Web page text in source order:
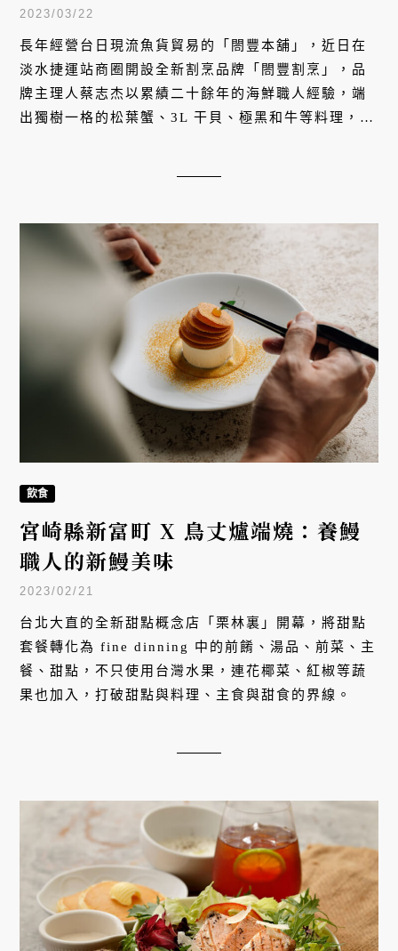
2023/03/22
長年經營台日現流魚貨貿易的「閤豐本舖」，近日在
淡水捷運站商圈開設全新割烹品牌「閤豐割烹」，品
牌主理人蔡志杰以累績二十餘年的海鮮職人經驗，端
出獨樹一格的松葉蟹、3L 干貝、極黑和牛等料理，吃
飲食
宮崎縣新富町 X 鳥丈爐端燒：養鰻
職人的新鰻美味
2023/02/21
台北大直的全新甜點概念店「栗林裏」開幕，將甜點
套餐轉化為 fine dinning 中的前餚、湯品、前菜、主
餐、甜點，不只使用台灣水果，連花椰菜、紅椒等蔬
果也加入，打破甜點與料理、主食與甜食的界線。